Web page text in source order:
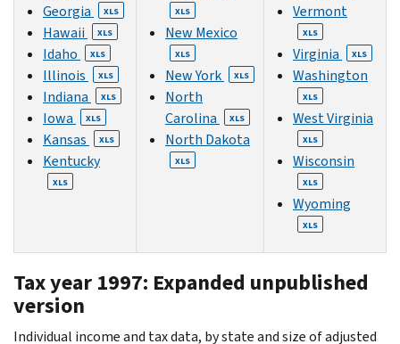
Georgia XLS
Hawaii XLS
Idaho XLS
Illinois XLS
Indiana XLS
Iowa XLS
Kansas XLS
Kentucky
XLS
XLS
New Mexico
XLS
New York XLS
North
Carolina
XLS
North Dakota
XLS
Vermont
XLS
Virginia XLS
Washington
XLS
West Virginia
XLS
Wisconsin
XLS
Wyoming
XLS
Tax year 1997: Expanded unpublished
version
Individual income and tax data, by state and size of adjusted